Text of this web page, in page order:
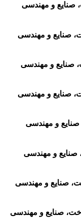
صنایع و مهندسی
صنایع و مهندسی
صنایع و مهندسی
صنایع و مهندسی
صنایع و مهندسی
صنایع و مهندسی
صنایع و مهندسی
صنایع و مهندسی